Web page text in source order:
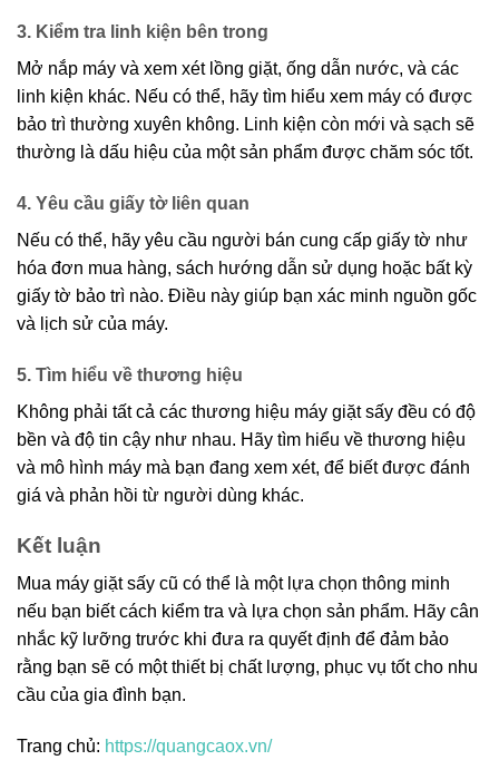
3. Kiểm tra linh kiện bên trong
Mở nắp máy và xem xét lồng giặt, ống dẫn nước, và các
linh kiện khác. Nếu có thể, hãy tìm hiểu xem máy có được
bảo trì thường xuyên không. Linh kiện còn mới và sạch sẽ
thường là dấu hiệu của một sản phẩm được chăm sóc tốt.
4. Yêu cầu giấy tờ liên quan
Nếu có thể, hãy yêu cầu người bán cung cấp giấy tờ như
hóa đơn mua hàng, sách hướng dẫn sử dụng hoặc bất kỳ
giấy tờ bảo trì nào. Điều này giúp bạn xác minh nguồn gốc
và lịch sử của máy.
5. Tìm hiểu về thương hiệu
Không phải tất cả các thương hiệu máy giặt sấy đều có độ
bền và độ tin cậy như nhau. Hãy tìm hiểu về thương hiệu
và mô hình máy mà bạn đang xem xét, để biết được đánh
giá và phản hồi từ người dùng khác.
Kết luận
Mua máy giặt sấy cũ có thể là một lựa chọn thông minh
nếu bạn biết cách kiểm tra và lựa chọn sản phẩm. Hãy cân
nhắc kỹ lưỡng trước khi đưa ra quyết định để đảm bảo
rằng bạn sẽ có một thiết bị chất lượng, phục vụ tốt cho nhu
cầu của gia đình bạn.
Trang chủ: https://quangcaox.vn/